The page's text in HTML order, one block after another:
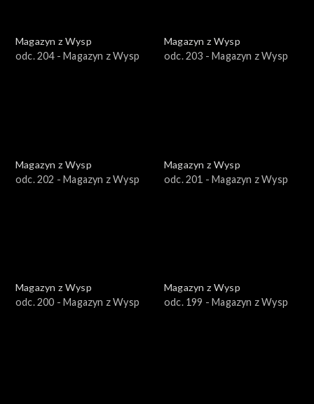
Magazyn z Wysp
odc. 204 - Magazyn z Wysp
Magazyn z Wysp
odc. 203 - Magazyn z Wysp
Magazyn z Wysp
odc. 202 - Magazyn z Wysp
Magazyn z Wysp
odc. 201 - Magazyn z Wysp
Magazyn z Wysp
odc. 200 - Magazyn z Wysp
Magazyn z Wysp
odc. 199 - Magazyn z Wysp